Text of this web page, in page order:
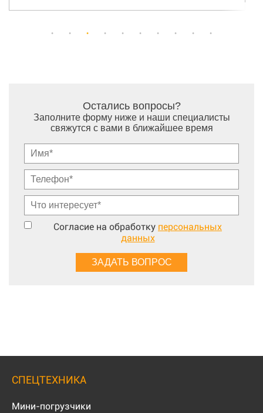
Остались вопросы?
Заполните форму ниже и наши специалисты
свяжутся с вами в ближайшее время
Согласие на обработку персональных
данных
СПЕЦТЕХНИКА
Мини-погрузчики